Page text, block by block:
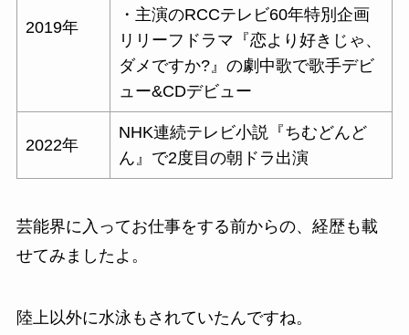
2019年
・主演のRCCテレビ60年特別企画
リリーフドラマ『恋より好きじゃ、
ダメですか?』の劇中歌で歌手デビ
ュー&CDデビュー
2022年
NHK連続テレビ小説『ちむどんど
ん』で2度目の朝ドラ出演
芸能界に入ってお仕事をする前からの、経歴も載
せてみましたよ。
陸上以外に水泳もされていたんですね。